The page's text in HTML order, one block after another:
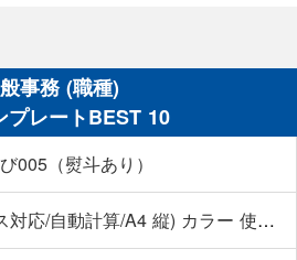
事務 (職種)
プレートBEST 10
005（熨斗あり）
請求書 (インボイス対応/自動計算/A4 縦) カラー 使い方解説あり